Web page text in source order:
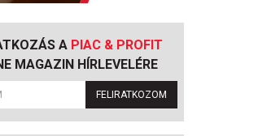
A PIAC & PROFIT
MAGAZIN HÍRLEVELÉRE
FELIRATKOZOM